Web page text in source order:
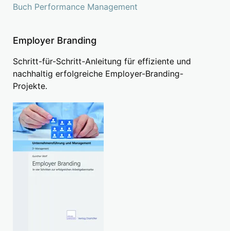
Buch Performance Management
Employer Branding
Schritt-für-Schritt-Anleitung für effiziente und
nachhaltig erfolgreiche Employer-Branding-
Projekte.